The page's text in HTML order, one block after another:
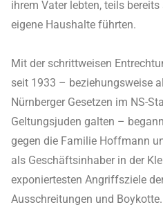
ihrem Vater lebten, teils
eigene Haushalte führten.
Mit der schrittweisen
seit 1933 – beziehungsweise
Nürnberger Gesetzen im NS-
Geltungsjuden galten –
gegen die Familie Hoffmann
als Geschäftsinhaber in der
exponiertesten Angriffsziele
Ausschreitungen und